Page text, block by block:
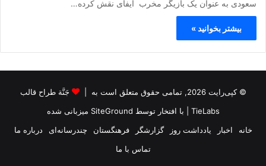
سعودی به عنوان یک بازیگر مخرب ایفای نقش کرده…
بیشتر بخوانید »
© کپی‌رایت 2026, تمامی حقوق متعلق است به |
جَنَّة طراح قالب
TieLabs | با افتخار توسط SiteGround میزبانی شده
خانه
اخبار یادداشت روز گزارشگر فرهنگستان چندرسانه‌ای
درباره ما
تماس با ما